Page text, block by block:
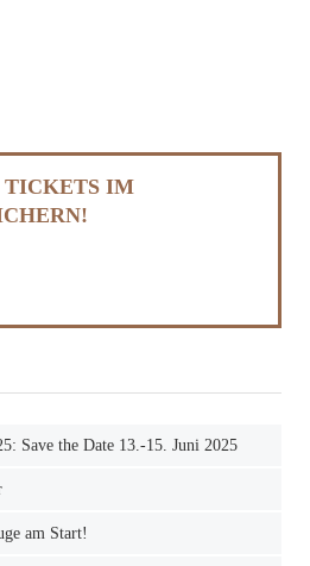
TICKETS IM
Save the Date 13.-15. Juni 2025
am Start!